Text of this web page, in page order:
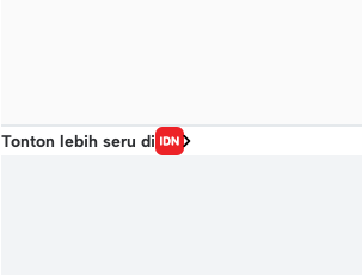
Tonton lebih seru di